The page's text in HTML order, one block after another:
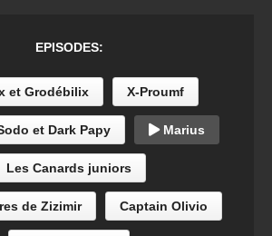
EPISODES:
et Grodébilix X-Proumf
et Dark Papy Marius
Les Canards juniors
de Zizimir Captain Olivio